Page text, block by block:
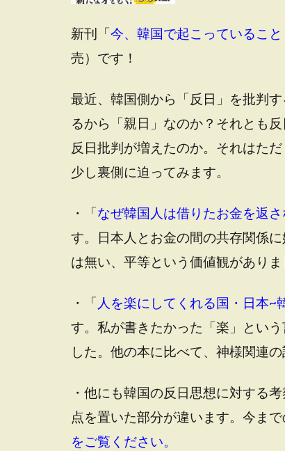
新刊「今、韓国で起こっているこ
売）です！
最近、韓国側から「反日」を批判
るから「親日」なのか？それとも
反日批判が増えたのか。それはた
少し裏側に迫ってみます。
・「なぜ韓国人は借りたお金を返
す。日本人とお金の間の共存関係
は無い、平等という価値観がありま
・「 人を楽にしてくれる国・日本~
す。私が書きたかった「楽」とい
した。他の本に比べて、神様関連の
・他にも韓国の反日思想に対する
点を置いた部分が違います。今ま
をご覧ください。